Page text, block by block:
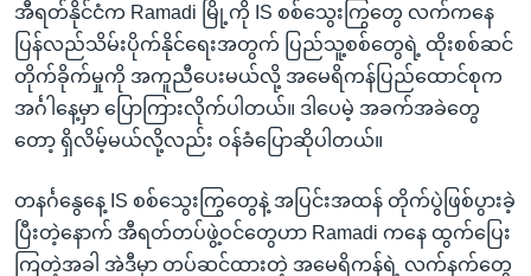
ကြည့်
ရန်
ရှာဖွေ
ကျော်
ရန်
ဘာသာစကားများ
အီရတ်နိုင်ငံက Ramadi မြို့ကို IS စစ်သွေးကြွတွေ လက်ကနေ
ပြန်လည်သိမ်းပိုက်နိုင်ရေးအတွက် ပြည်သူ့စစ်တွေရဲ့ ထိုးစစ်ဆင်
တိုက်ခိုက်မှုကို အကူညီပေးမယ်လို့ အမေရိကန်ပြည်ထောင်စုက
အင်္ဂါနေ့မှာ ပြောကြားလိုက်ပါတယ်။ ဒါပေမဲ့ အခက်အခဲတွေ
တော့ ရှိလိမ့်မယ်လို့လည်း ဝန်ခံပြောဆိုပါတယ်။
တနင်္ဂနွေနေ့ IS စစ်သွေးကြွတွေနဲ့ အပြင်းအထန် တိုက်ပွဲဖြစ်ပွားခဲ့
ပြီးတဲ့နောက် အီရတ်တပ်ဖွဲ့ဝင်တွေဟာ Ramadi ကနေ ထွက်ပြေး
ကြတဲ့အခါ အဲဒီမှာ တပ်ဆင်ထားတဲ့ အမေရိကန်ရဲ့ လက်နက်တွေ